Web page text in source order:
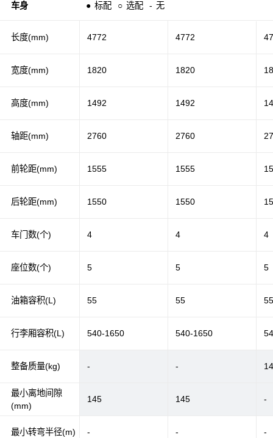
车身 ● 标配 ○ 选配 - 无
长度(mm)
宽度(mm)
高度(mm)
轴距(mm)
前轮距(mm)
后轮距(mm)
车门数(个)
座位数(个)
油箱容积(L)
行李厢容积(L)
整备质量(kg)
最小离地间隙
(mm)
最小转弯半径(m)
4772 4772
1820 1820
1492 1492
2760 2760
1555 1555
1550 1550
4 4 4
5 5 5
55 55
540-1650 540-1650
- -
145 145 -
- - -